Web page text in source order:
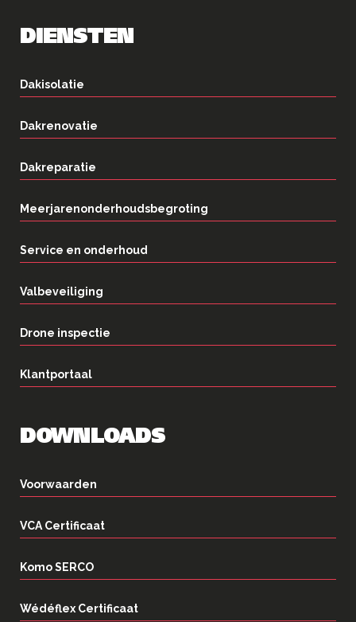
DIENSTEN
Dakisolatie
Dakrenovatie
Dakreparatie
Meerjarenonderhoudsbegroting
Service en onderhoud
Valbeveiliging
Drone inspectie
Klantportaal
DOWNLOADS
Voorwaarden
VCA Certificaat
Komo SERCO
Wédéflex Certificaat